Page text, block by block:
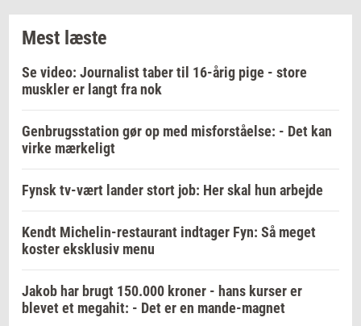
Mest læste
Se video: Journalist taber til 16-årig pige - store
muskler er langt fra nok
Genbrugsstation gør op med misforståelse: - Det kan
virke mærkeligt
Fynsk tv-vært lander stort job: Her skal hun arbejde
Kendt Michelin-restaurant indtager Fyn: Så meget
koster eksklusiv menu
Jakob har brugt 150.000 kroner - hans kurser er
blevet et megahit: - Det er en mande-magnet